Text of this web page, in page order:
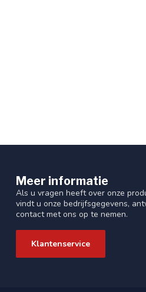
Meer informatie
Als u vragen heeft over onze
vindt u onze bedrijfsgegevens,
contact met ons op te nemen.
Klantenservice